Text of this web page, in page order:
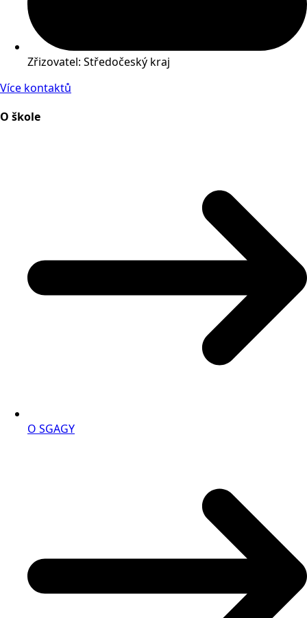
Zřizovatel: Středočeský kraj
Více kontaktů
O škole
O SGAGY